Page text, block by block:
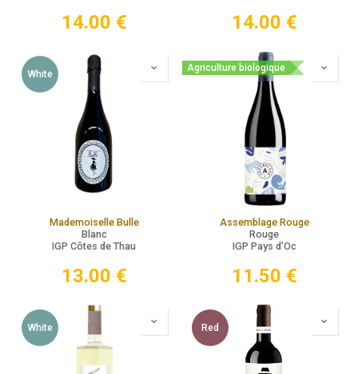
14.00 € 14.00 €
White
Mademoiselle Bulle
Blanc
IGP Côtes de Thau
13.00 €
Agriculture biologique
Assemblage Rouge
Rouge
IGP Pays d'Oc
11.50 €
White Red